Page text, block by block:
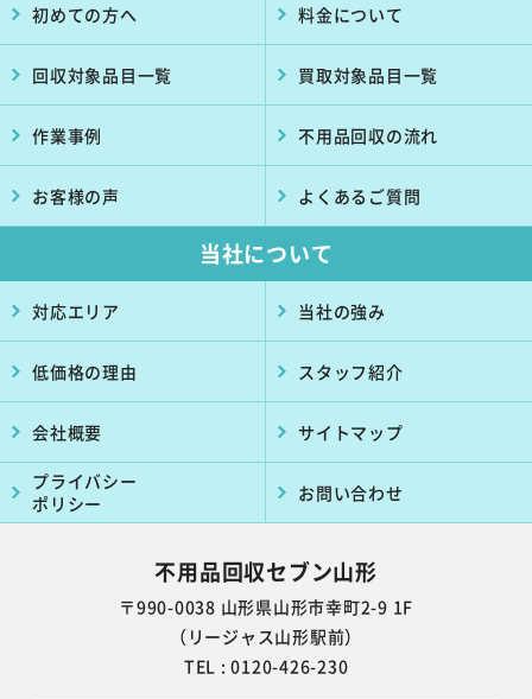
初めての方へ 料金について
回収対象品目一覧 買取対象品目一覧
作業事例 不用品回収の流れ
お客様の声 よくあるご質問
当社について
対応エリア 当社の強み
低価格の理由 スタッフ紹介
会社概要 サイトマップ
プライバシー
ポリシー
お問い合わせ
不用品回収セブン山形
〒990-0038 山形県山形市幸町2-9 1F
（リージャス山形駅前）
TEL : 0120-426-230